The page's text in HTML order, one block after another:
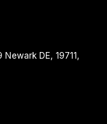
Newark DE, 19711,